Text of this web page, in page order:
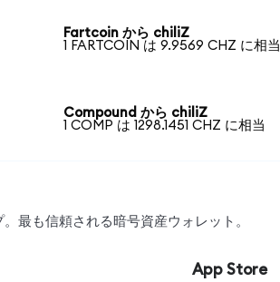
Fartcoin から chiliZ
1 FARTCOIN は 9.9569 CHZ に相当
Compound から chiliZ
1 COMP は 1298.1451 CHZ に相当
最も信頼される暗号資産ウォレット。
App Store